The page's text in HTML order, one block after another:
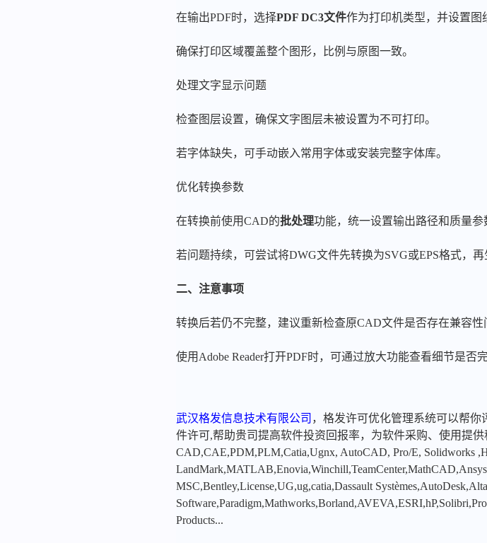
在输出PDF时，选择PDF DC3文件作为打印机类型，并设置图
确保打印区域覆盖整个图形，比例与原图一致。
处理文字显示问题
检查图层设置，确保文字图层未被设置为不可打印。
若字体缺失，可手动嵌入常用字体或安装完整字体库。
优化转换参数
在转换前使用CAD的批处理功能，统一设置输出路径和质量参
若问题持续，可尝试将DWG文件先转换为SVG或EPS格式，再
二、注意事项
转换后若仍不完整，建议重新检查原CAD文件是否存在兼容性
使用Adobe Reader打开PDF时，可通过放大功能查看细节是否完
武汉格发信息技术有限公司 ，格发许可优化管理系统可以帮
件许可,帮助贵司提高软件投资回报率，为软件采购、使用提
CAD,CAE,PDM,PLM,Catia,Ugnx, AutoCAD, Pro/E, Solidworks
MSC,Bentley,License,UG,ug,catia,Dassault
Products...